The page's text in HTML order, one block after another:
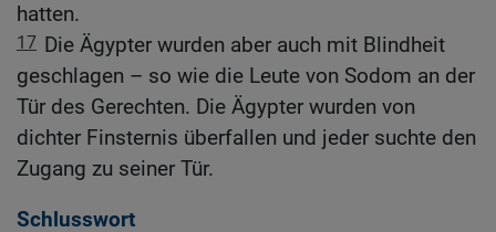
hatten.
17 Die Ägypter wurden aber auch mit Blindheit
geschlagen – so wie die Leute von Sodom an der
Tür des Gerechten. Die Ägypter wurden von
dichter Finsternis überfallen und jeder suchte den
Zugang zu seiner Tür.
Schlusswort